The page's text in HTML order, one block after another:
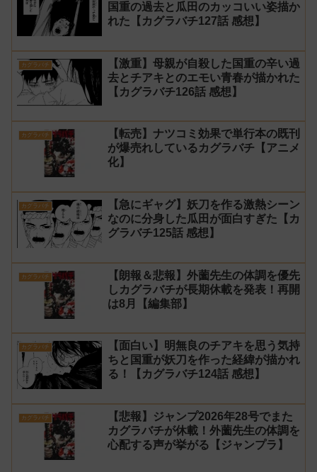
国重の過去と瓜田のカッコいい姿描か
れた【カグラバチ127話 感想】
カグラバチ
【激重】母親が自殺した国重の辛い過
去とチアキとのエモい青春が描かれた
【カグラバチ126話 感想】
カグラバチ
【転売】ナツコミ効果で単行本の既刊
が爆売れしているカグラバチ【アニメ
化】
カグラバチ
【急にギャグ】妖刀を作る激熱シーン
なのに分身した瓜田が面白すぎた【カ
グラバチ125話 感想】
カグラバチ
【朗報＆悲報】外薗先生の体調を優先
しカグラバチが長期休載を発表！再開
は8月【編集部】
カグラバチ
【面白い】明無良のチアキを思う気持
ちと国重が妖刀を作った経緯が描かれ
る！【カグラバチ124話 感想】
カグラバチ
【悲報】ジャンプ2026年28号でまた
カグラバチが休載！外薗先生の体調を
心配する声が挙がる【ジャンプラ】